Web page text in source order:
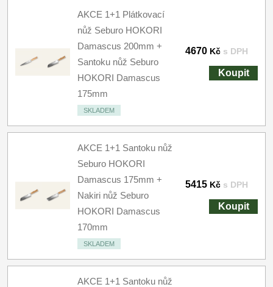
AKCE 1+1 Plátkovací
nůž Seburo HOKORI
Damascus 200mm +
Santoku nůž Seburo
HOKORI Damascus
175mm
SKLADEM
4670 Kč s DPH
Koupit
AKCE 1+1 Santoku nůž
Seburo HOKORI
Damascus 175mm +
Nakiri nůž Seburo
HOKORI Damascus
170mm
SKLADEM
5415 Kč s DPH
Koupit
AKCE 1+1 Santoku nůž